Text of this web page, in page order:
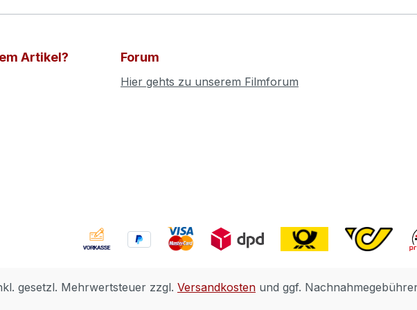
Artikel? Forum
Hier gehts zu unserem Filmforum
gesetzl. Mehrwertsteuer zzgl. Versandkosten und ggf.